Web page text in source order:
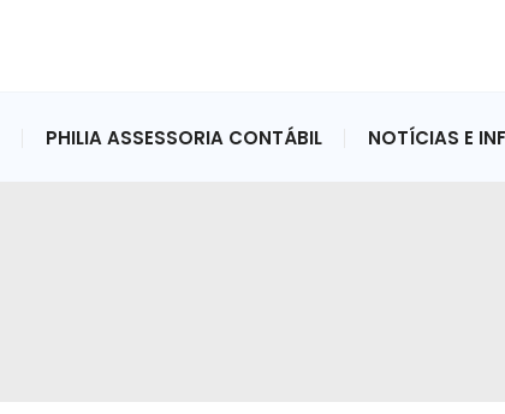
PHILIA ASSESSORIA CONTÁBIL NOTÍCIAS E